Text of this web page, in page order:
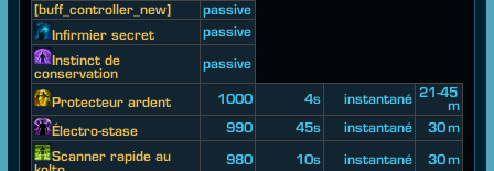
[buff_controller_new]
passive
Infirmier secret
passive
Instinct de
conservation
passive
Protecteur ardent 1000 4s instantané 21-45
m
Électro-stase
990 45s instantané
30 m
Scanner rapide au
980 10s instantané 30 m